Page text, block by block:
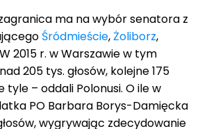
ma na wybór senatora z
Śródmieście,Żoliborz,
2015 r. w Warszawie w tym
205 tys. głosów, kolejne 175
tyle – oddali Polonusi. O ile w
PO Barbara Borys-Damięcka
wygrywając zdecydowanie